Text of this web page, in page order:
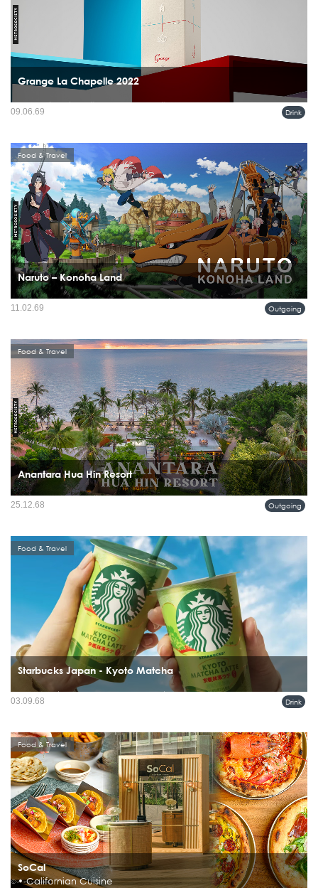
Grange La Chapelle 2022
มีไวน์ไม่กี่ขวดที่ทำให้ทั้งวงการต้องหยุดมองตั้งแต่ยังไม่เปิดจำหน่าย และ Grange La
Drink
09.06.69
Naruto – Konoha Land
สำหรับผู้ชายจำนวนมาก Naruto ไม่ใช่อนิเมะที่ถูกทิ้งไว้ในวัยเด็ก แต่มันเดินทางมา
พร้อมช่วงเวลาที่เราเรียนรู้เรื่องมิตรภาพ ความพยายาม และการยืนหยัดในโลกที่ไม่ง่าย
Food & Travel
Outgoing
11.02.69
Anantara Hua Hin Resort
การกลับมาเปิดตัวอีกครั้งของ Anantara Hua Hin Resort ไม่ใช่แค่การรีโนเวตครั้งใหญ่
แต่คือการนิยามประสบการณ์พักผ่อนริมทะเลหัวหินในมุมที่ร่วมสมัยขึ้น ยังคงหัวใจแบบ
Food & Travel
Outgoing
25.12.68
Starbucks Japan - Kyoto Matcha
สตาร์บัคส์ ญี่ปุ่น เดินหน้าเกาะกระแสมัทฉะที่ยังคงร้อนแรง ด้วยการนำ Kyoto Matcha
Food & Travel
Drink
03.09.68
SoCal
• Californian Cuisine
Food & Travel